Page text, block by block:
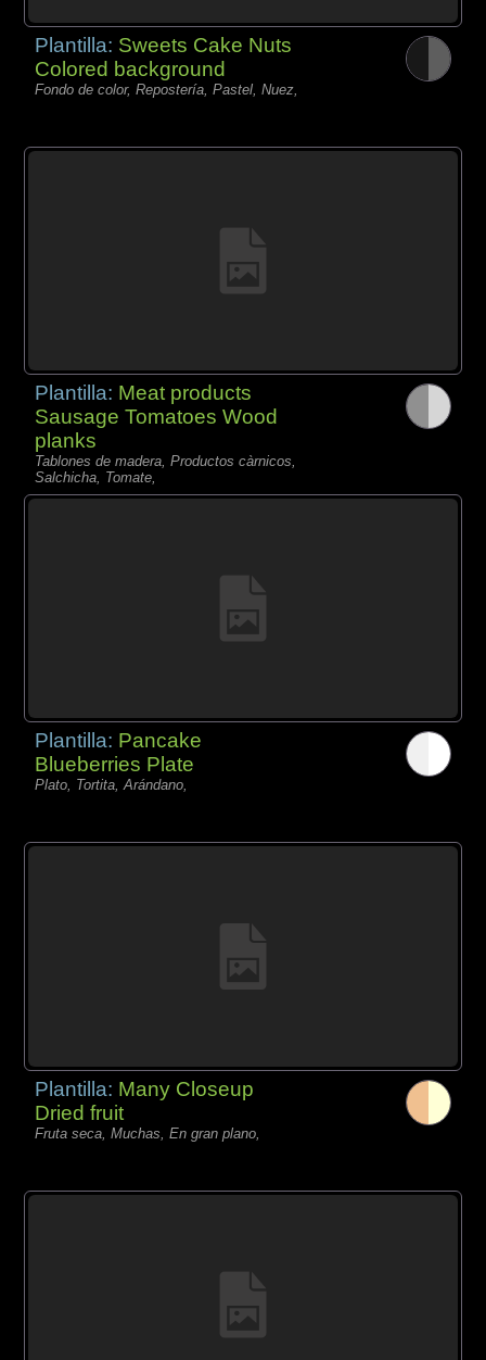
Plantilla: Sweets Cake Nuts
Colored background
Fondo de color, Repostería, Pastel, Nuez,
Plantilla: Meat products
Sausage Tomatoes Wood
planks
Tablones de madera, Productos càrnicos,
Salchicha, Tomate,
Plantilla: Pancake
Blueberries Plate
Plato, Tortita, Arándano,
Plantilla: Many Closeup
Dried fruit
Fruta seca, Muchas, En gran plano,